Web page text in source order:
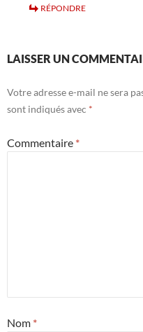
RÉPONDRE
LAISSER UN
Votre adresse e-mail ne sera
sont indiqués avec *
Commentaire *
Nom *